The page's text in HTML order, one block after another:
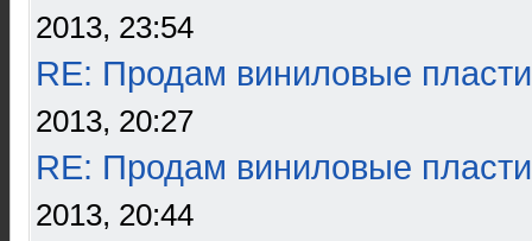
2013, 23:54
RE: Продам виниловые
2013, 20:27
RE: Продам виниловые
2013, 20:44